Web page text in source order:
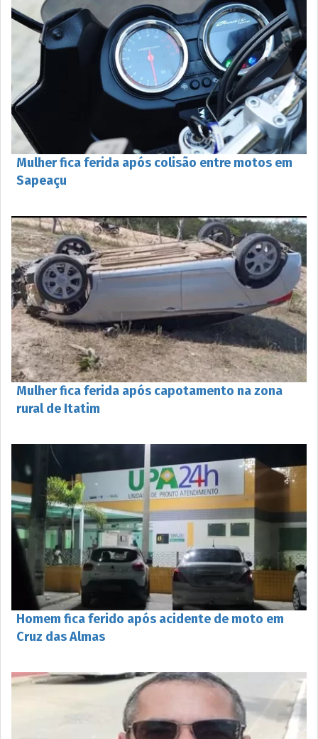
Mulher fica ferida após colisão entre motos em
Sapeaçu
Mulher fica ferida após capotamento na zona
rural de Itatim
Homem fica ferido após acidente de moto em
Cruz das Almas